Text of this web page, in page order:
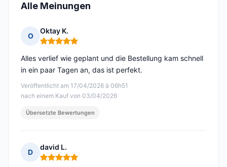
Alle Meinungen
O
Oktay K.
Hinweis: 5 von 5
Veröffentlicht am 17/04/2026 à 06h51
nach einem Kauf von 03/04/2026
Alles verlief wie geplant und die Bestellung kam schnell
in ein paar Tagen an, das ist perfekt.
Übersetzte Bewertungen
D
david L.
Hinweis: 5 von 5